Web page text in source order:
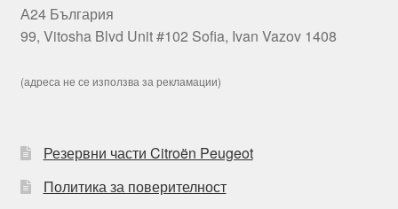
А24 България
99, Vitosha Blvd Unit #102 Sofia, Ivan Vazov 1408
(адреса не се използва за рекламации)
Резервни части Citroën Peugeot
Политика за поверителност